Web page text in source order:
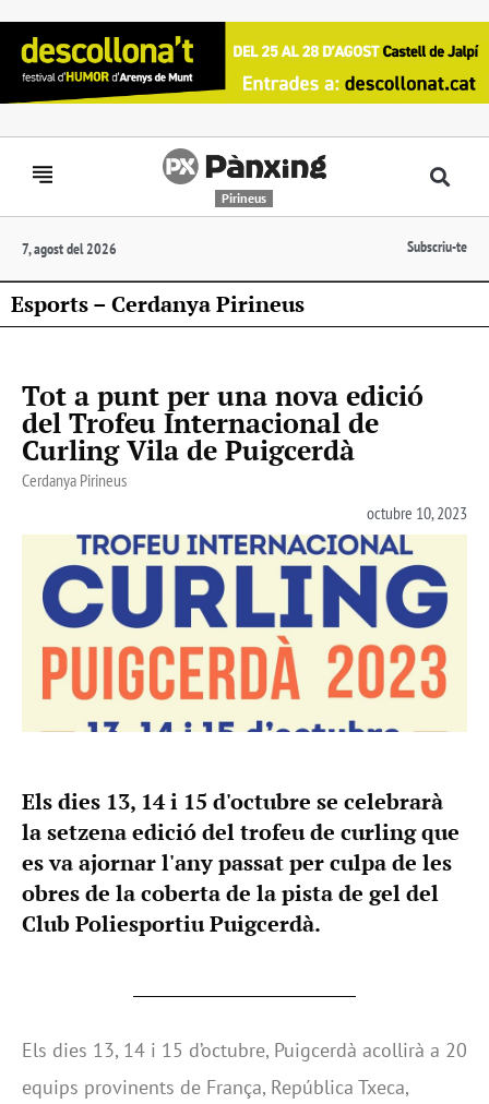
Pirineus
7, agost del 2026 Subscriu-te
Esports – Cerdanya Pirineus
Tot a punt per una nova edició
del Trofeu Internacional de
Curling Vila de Puigcerdà
Cerdanya Pirineus
octubre 10, 2023
Els dies 13, 14 i 15 d'octubre se celebrarà
la setzena edició del trofeu de curling que
es va ajornar l'any passat per culpa de les
obres de la coberta de la pista de gel del
Club Poliesportiu Puigcerdà.
Els dies 13, 14 i 15 d’octubre, Puigcerdà acollirà a 20
equips provinents de França, República Txeca,